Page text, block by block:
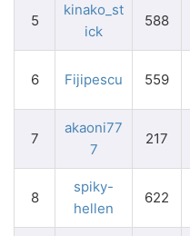
5
kinako_st
ick
588
6 Fijipescu 559
7
akaoni77
7
217
8
spiky-
hellen
622